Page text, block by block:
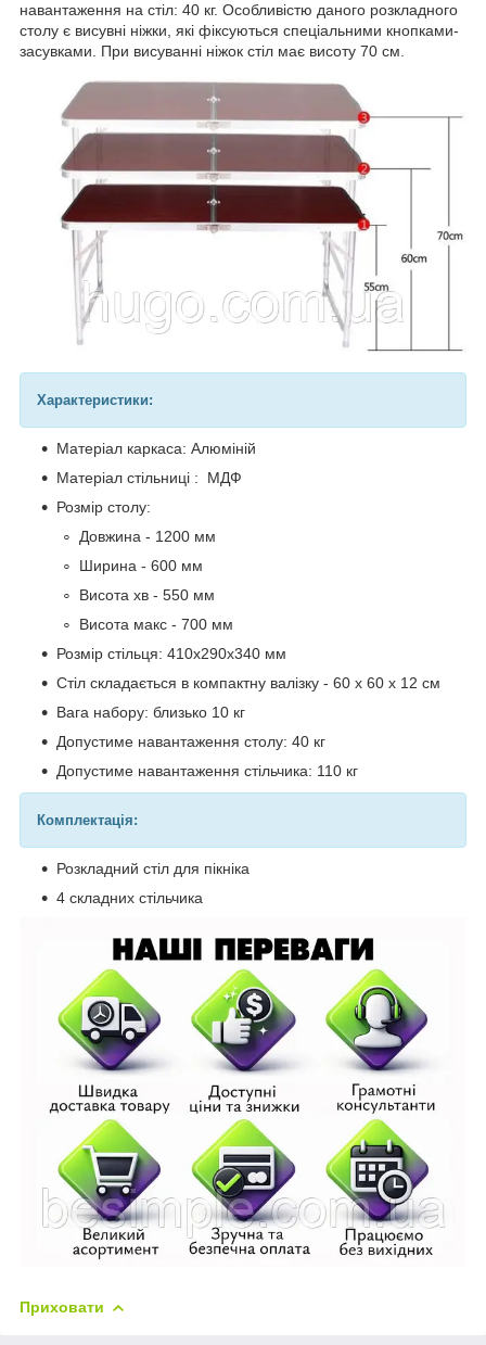
навантаження на стіл: 40 кг. Особливістю даного розкладного
столу є висувні ніжки, які фіксуються спеціальними кнопками-
засувками. При висуванні ніжок стіл має висоту 70 см.
Характеристики:
Матеріал каркаса: Алюміній
Матеріал стільниці : МДФ
Розмір столу:
Довжина - 1200 мм
Ширина - 600 мм
Висота хв - 550 мм
Висота макс - 700 мм
Розмір стільця: 410х290х340 мм
Стіл складається в компактну валізку - 60 х 60 х 12 см
Вага набору: близько 10 кг
Допустиме навантаження столу: 40 кг
Допустиме навантаження стільчика: 110 кг
Комплектація:
Розкладний стіл для пікніка
4 складних стільчика
Приховати